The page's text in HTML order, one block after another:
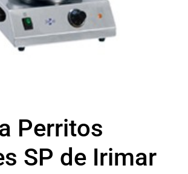
Perritos
SP de Irimar